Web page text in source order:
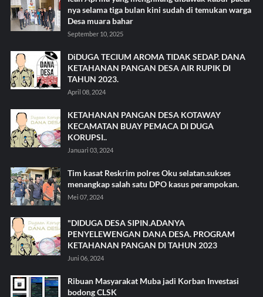
nya selama tiga bulan kini sudah di temukan warga
Desa muara bahar
September 10, 2025
DiDUGA TECIUM AROMA TIDAK SEDAP. DANA
KETAHANAN PANGAN DESA AIR RUPIK DI
TAHUN 2023.
April 08, 2024
KETAHANAN PANGAN DESA KOTAWAY
KECAMATAN BUAY PEMACA DI DUGA
KORUPSI..
Januari 03, 2024
Tim kasat Reskrim polres Oku selatan.sukses
menangkap salah satu DPO kasus perampokan.
Mei 07, 2024
"DIDUGA DESA SIPIN.ADANYA
PENYELEWENGAN DANA DESA. PROGRAM
KETAHANAN PANGAN DI TAHUN 2023
Juni 06, 2024
Ribuan Masyarakat Muba jadi Korban Investasi
bodong CLSK